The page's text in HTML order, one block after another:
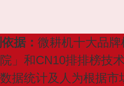
据： 微耕机十大品
」和CN10排排榜技
据统计及人为根据